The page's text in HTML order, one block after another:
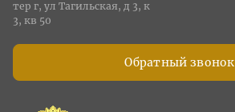
Обратный звонок
тер г, ул Тагильская, д 3, к
3, кв 50